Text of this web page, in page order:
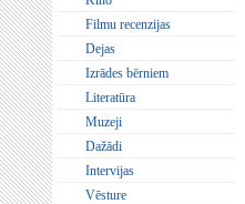
Filmu recenzijas
Dejas
Izrādes bērniem
Literatūra
Muzeji
Dažādi
Intervijas
Vēsture